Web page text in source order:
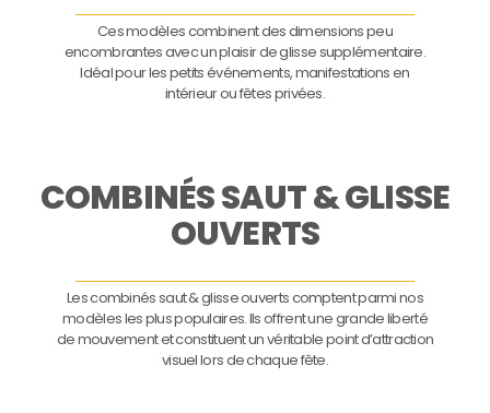
Ces modèles combinent des dimensions peu
encombrantes avec un plaisir de glisse supplémentaire.
Idéal pour les petits événements, manifestations en
intérieur ou fêtes privées.
COMBINÉS SAUT & GLISSE
OUVERTS
Les combinés saut & glisse ouverts comptent parmi nos
modèles les plus populaires. Ils offrent une grande liberté
de mouvement et constituent un véritable point d’attraction
visuel lors de chaque fête.